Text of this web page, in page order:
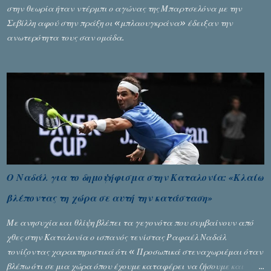
στην θεωρία ήταν ντέρμπι ο αγώνας της Μπαρτσελόνα με την
Σεβίλλη αφού στην πράξη οι «μπλαουγκράνα» έδειξαν την
ανωτερότητα τους σαν ομάδα.
Ο Ναδάλ για το δημοψήφισμα στην Καταλονία: «Κλαίω
βλέποντας τη χώρα σε αυτή την κατάσταση»
Με ανησυχία και θλίψη βλέπει τα γεγονότα που συμβαίνουν από
χθες στην Καταλονία ο ισπανός τενίστας Ραφαέλ Ναδάλ
τονίζοντας χαρακτηριστικά ότι « Προσωπικά στεναχωριέμαι όταν
βλέπω ότι σε μια χώρα όπου έχουμε καταφέρει να ζήσουμε και